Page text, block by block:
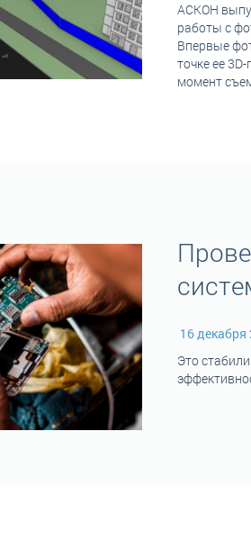
АСКОН
работы с
Впервые
точке ее
момент
16 декабря
Это